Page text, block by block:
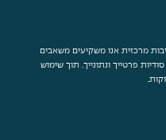
מרכזית אנו משקיעים משאבים
פרטייך ונתונייך. תוך שימוש